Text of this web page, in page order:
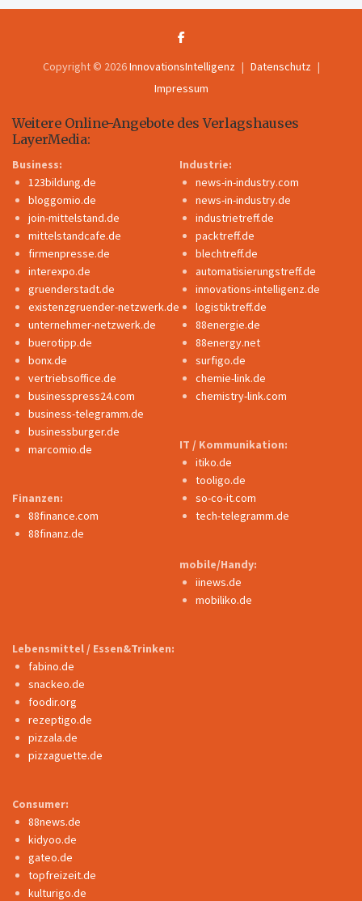
Copyright © 2026InnovationsIntelligenz
Datenschutz
Impressum
Weitere Online-Angebote des Verlagshauses
LayerMedia:
Business:
123bildung.de
bloggomio.de
join-mittelstand.de
mittelstandcafe.de
firmenpresse.de
interexpo.de
gruenderstadt.de
existenzgruender-netzwerk.de
unternehmer-netzwerk.de
buerotipp.de
bonx.de
vertriebsoffice.de
businesspress24.com
business-telegramm.de
businessburger.de
marcomio.de
Finanzen:
88finance.com
88finanz.de
Industrie:
news-in-industry.com
news-in-industry.de
industrietreff.de
packtreff.de
blechtreff.de
automatisierungstreff.de
innovations-intelligenz.de
logistiktreff.de
88energie.de
88energy.net
surfigo.de
chemie-link.de
chemistry-link.com
IT / Kommunikation:
itiko.de
tooligo.de
so-co-it.com
tech-telegramm.de
mobile/Handy:
iinews.de
mobiliko.de
Lebensmittel / Essen&Trinken:
fabino.de
snackeo.de
foodir.org
rezeptigo.de
pizzala.de
pizzaguette.de
Consumer:
88news.de
kidyoo.de
gateo.de
topfreizeit.de
kulturigo.de